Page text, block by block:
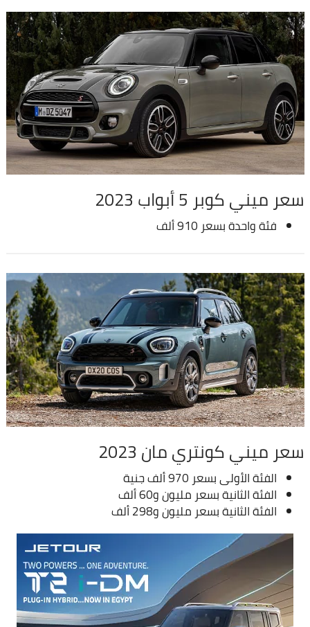
سعر ميني كوبر 5 أبواب 2023
فئة واحدة بسعر 910 ألف
سعر ميني كونتري مان 2023
الفئة الأولى بسعر 970 ألف جنية
الفئة الثانية بسعر مليون و60 ألف
الفئة الثانية بسعر مليون و298 ألف